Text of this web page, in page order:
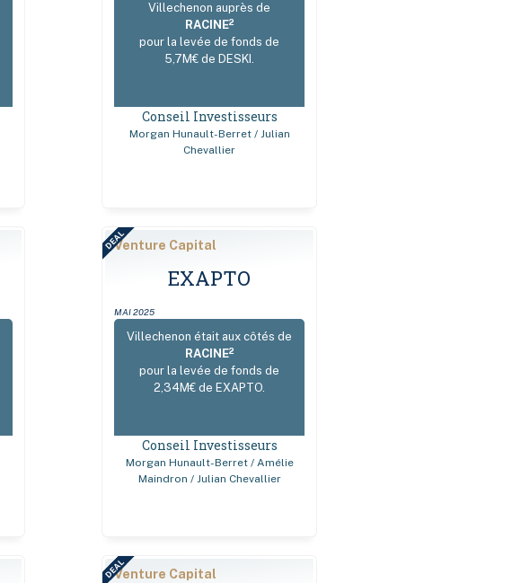
Villechenon auprès de
RACINE2
pour la levée de fonds de
5,7M€ de DESKI.
Conseil Investisseurs
Morgan Hunault-Berret / Julian
Chevallier
Venture Capital
EXAPTO
MAI 2025
Villechenon était aux côtés de
RACINE2
pour la levée de fonds de
2,34M€ de EXAPTO.
Conseil Investisseurs
Morgan Hunault-Berret / Amélie
Maindron / Julian Chevallier
DEAL
Venture Capital
DEAL